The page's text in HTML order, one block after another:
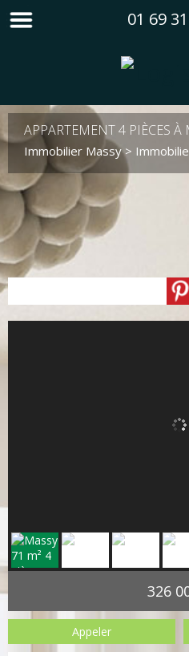
01 69
APPARTEMENT 4 PIÈCES À
Immobilier Massy >
326
Appeler